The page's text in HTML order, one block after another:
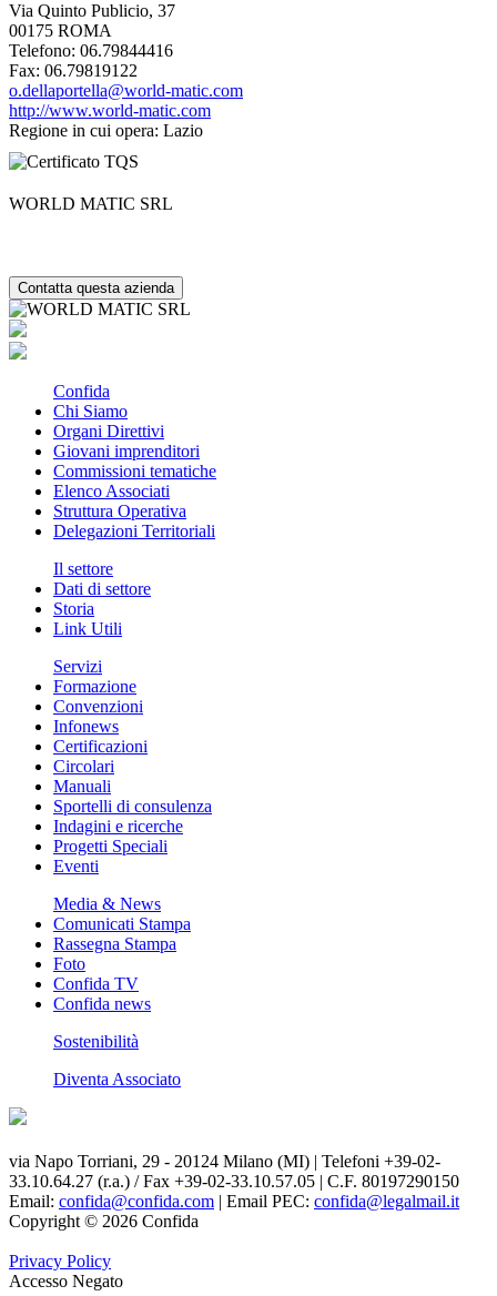
Via Quinto Publicio, 37
00175 ROMA
Telefono: 06.79844416
Fax: 06.79819122
o.dellaportella@world-matic.com
http://www.world-matic.com
Regione in cui opera: Lazio
WORLD MATIC SRL
Confida
Chi Siamo
Organi Direttivi
Giovani imprenditori
Commissioni tematiche
Elenco Associati
Struttura Operativa
Delegazioni Territoriali
Il settore
Dati di settore
Storia
Link Utili
Servizi
Formazione
Convenzioni
Infonews
Certificazioni
Circolari
Manuali
Sportelli di consulenza
Indagini e ricerche
Progetti Speciali
Eventi
Media & News
Comunicati Stampa
Rassegna Stampa
Foto
Confida TV
Confida news
Sostenibilità
Diventa Associato
via Napo Torriani, 29 - 20124 Milano (MI) | Telefoni +39-02-
33.10.64.27 (r.a.) / Fax +39-02-33.10.57.05 | C.F. 80197290150
Email: confida@confida.com | Email PEC: confida@legalmail.it
Copyright © 2026 Confida
Privacy Policy
Accesso Negato